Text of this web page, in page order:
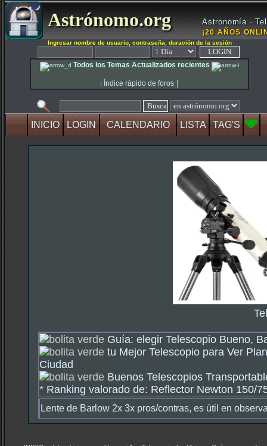
Astrónomo.org Astronomía ·
¡20 AÑOS
Ingresar nombre de usuario, contraseña, duración de la sesión
Todos los Temas Actualizados recientes
| Índice rápido de foros |
INICIO LOGIN CALENDARIO LISTA TAG'S
Guía: elegir Telescopio Bueno,
tu Mejor Telescopio para Ver
Ciudad
Buenos Telescopios
* Ranking valorado de: Reflector Newton 150/
Lente de Barlow 2x 3x pros/contras, es útil en